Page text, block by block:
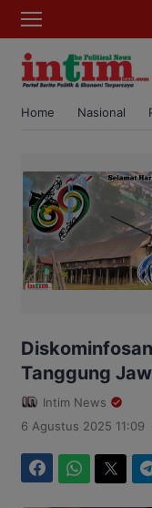
Home Nasional
Tanggung
Intim News
6 Agustus 2025 11:09